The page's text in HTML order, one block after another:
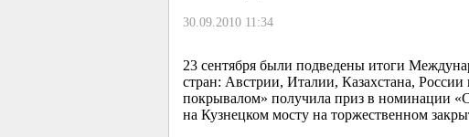
30.09.2010 11:34
23 сентября были подведены итоги
стран: Австрии, Италии, Казахстана,
покрывалом» получила приз в номинации
на Кузнецком мосту на торжественном